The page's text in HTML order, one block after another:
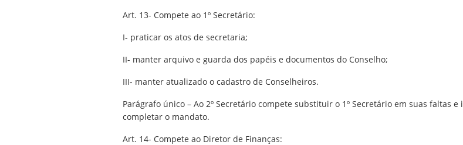
Art. 13- Compete ao 1º Secretário:
I- praticar os atos de secretaria;
II- manter arquivo e guarda dos papéis e documentos do Conselho;
III- manter atualizado o cadastro de Conselheiros.
Parágrafo único – Ao 2º Secretário compete substituir o 1º Secretário em suas faltas
completar o mandato.
Art. 14- Compete ao Diretor de Finanças: